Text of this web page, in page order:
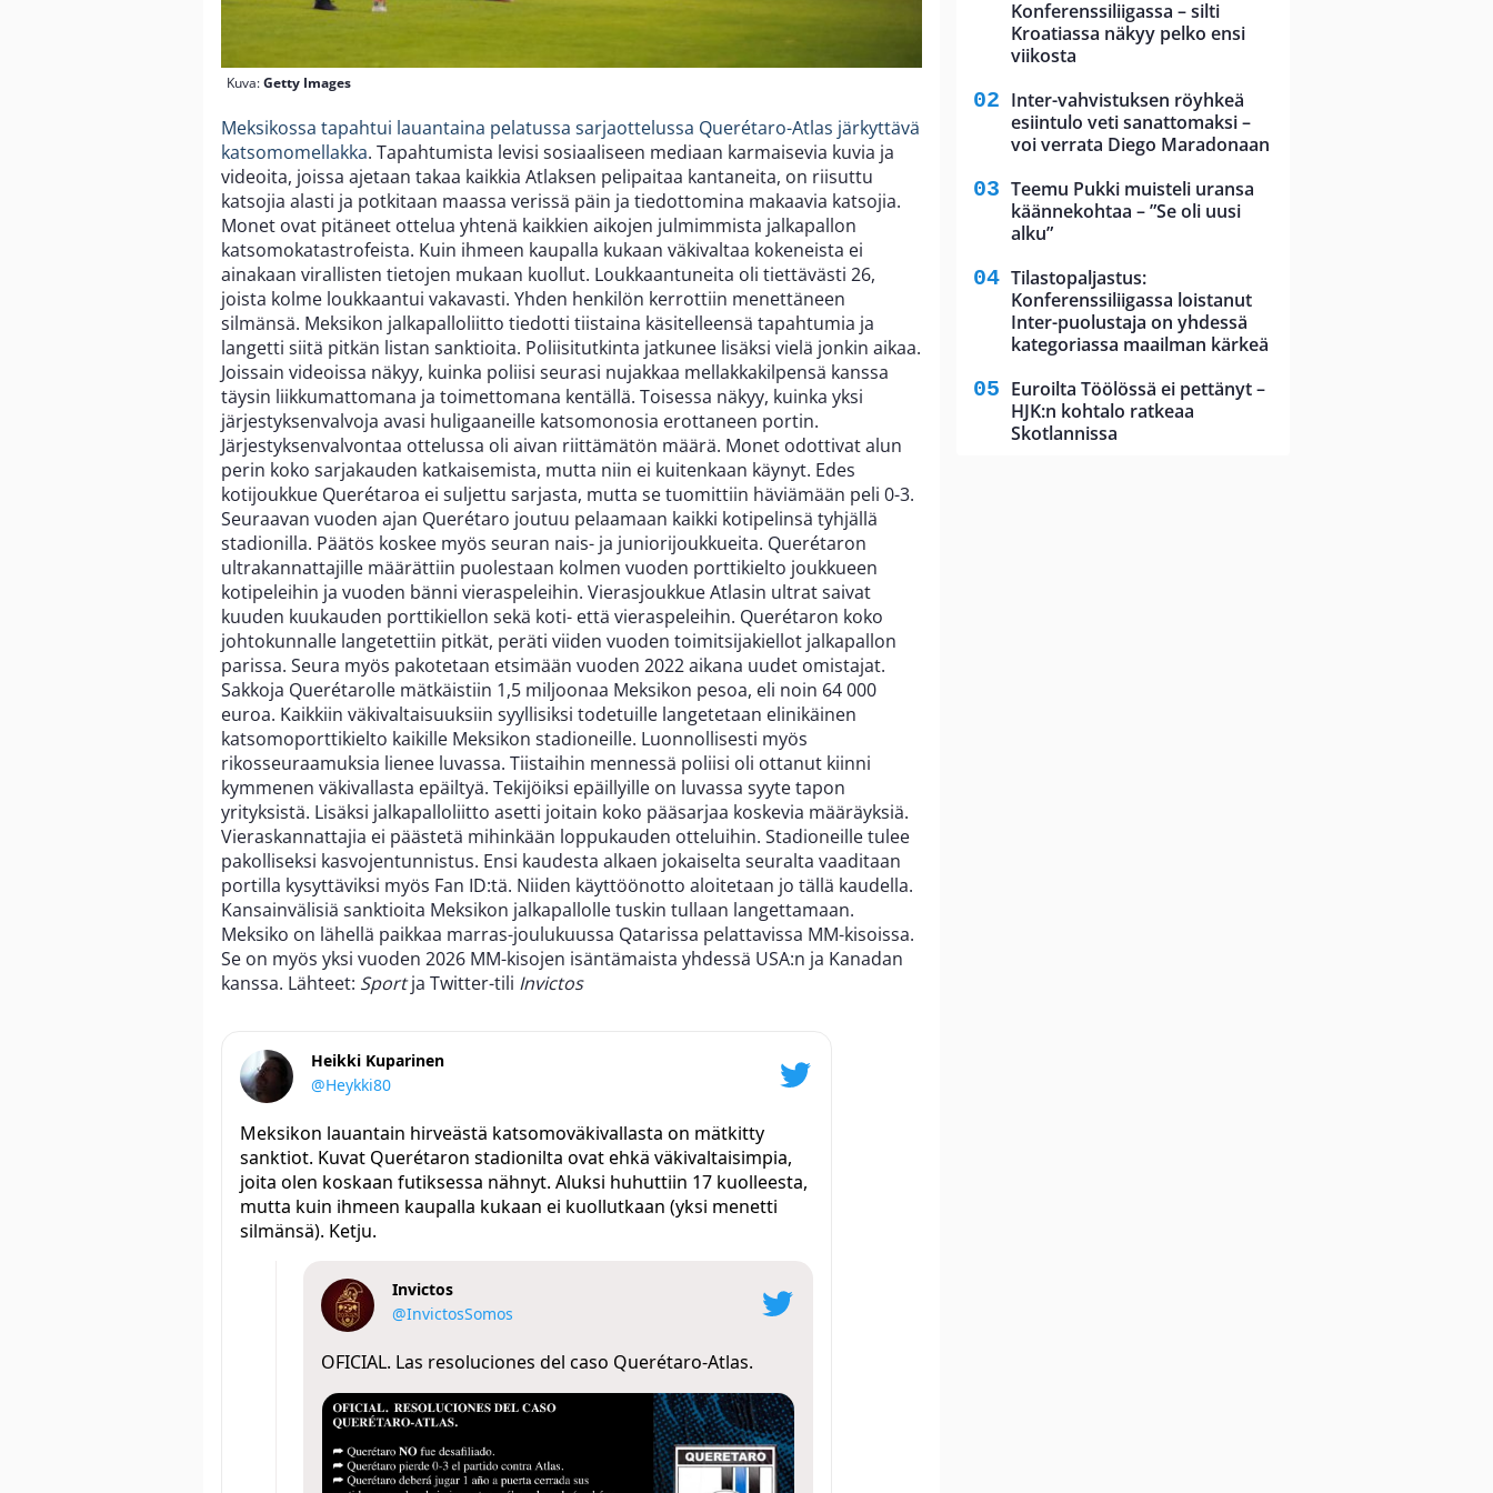
Kuva:Getty Images
Meksikossa tapahtui lauantaina pelatussa sarjaottelussa Querétaro-Atlas järkyttävä
katsomomellakka. Tapahtumista levisi sosiaaliseen mediaan karmaisevia kuvia ja
videoita, joissa ajetaan takaa kaikkia Atlaksen pelipaitaa kantaneita, on riisuttu
katsojia alasti ja potkitaan maassa verissä päin ja tiedottomina makaavia katsojia.
Monet ovat pitäneet ottelua yhtenä kaikkien aikojen julmimmista jalkapallon
katsomokatastrofeista. Kuin ihmeen kaupalla kukaan väkivaltaa kokeneista ei
ainakaan virallisten tietojen mukaan kuollut. Loukkaantuneita oli tiettävästi 26,
joista kolme loukkaantui vakavasti. Yhden henkilön kerrottiin menettäneen
silmänsä. Meksikon jalkapalloliitto tiedotti tiistaina käsitelleensä tapahtumia ja
langetti siitä pitkän listan sanktioita. Poliisitutkinta jatkunee lisäksi vielä jonkin aikaa.
Joissain videoissa näkyy, kuinka poliisi seurasi nujakkaa mellakkakilpensä kanssa
täysin liikkumattomana ja toimettomana kentällä. Toisessa näkyy, kuinka yksi
järjestyksenvalvoja avasi huligaaneille katsomonosia erottaneen portin.
Järjestyksenvalvontaa ottelussa oli aivan riittämätön määrä. Monet odottivat alun
perin koko sarjakauden katkaisemista, mutta niin ei kuitenkaan käynyt. Edes
kotijoukkue Querétaroa ei suljettu sarjasta, mutta se tuomittiin häviämään peli 0-3.
Seuraavan vuoden ajan Querétaro joutuu pelaamaan kaikki kotipelinsä tyhjällä
stadionilla. Päätös koskee myös seuran nais- ja juniorijoukkueita. Querétaron
ultrakannattajille määrättiin puolestaan kolmen vuoden porttikielto joukkueen
kotipeleihin ja vuoden bänni vieraspeleihin. Vierasjoukkue Atlasin ultrat saivat
kuuden kuukauden porttikiellon sekä koti- että vieraspeleihin. Querétaron koko
johtokunnalle langetettiin pitkät, peräti viiden vuoden toimitsijakiellot jalkapallon
parissa. Seura myös pakotetaan etsimään vuoden 2022 aikana uudet omistajat.
Sakkoja Querétarolle mätkäistiin 1,5 miljoonaa Meksikon pesoa, eli noin 64 000
euroa. Kaikkiin väkivaltaisuuksiin syyllisiksi todetuille langetetaan elinikäinen
katsomoporttikielto kaikille Meksikon stadioneille. Luonnollisesti myös
rikosseuraamuksia lienee luvassa. Tiistaihin mennessä poliisi oli ottanut kiinni
kymmenen väkivallasta epäiltyä. Tekijöiksi epäillyille on luvassa syyte tapon
yrityksistä. Lisäksi jalkapalloliitto asetti joitain koko pääsarjaa koskevia määräyksiä.
Vieraskannattajia ei päästetä mihinkään loppukauden otteluihin. Stadioneille tulee
pakolliseksi kasvojentunnistus. Ensi kaudesta alkaen jokaiselta seuralta vaaditaan
portilla kysyttäviksi myös Fan ID:tä. Niiden käyttöönotto aloitetaan jo tällä kaudella.
Kansainvälisiä sanktioita Meksikon jalkapallolle tuskin tullaan langettamaan.
Meksiko on lähellä paikkaa marras-joulukuussa Qatarissa pelattavissa MM-kisoissa.
Se on myös yksi vuoden 2026 MM-kisojen isäntämaista yhdessä USA:n ja Kanadan
kanssa. Lähteet: Sportja Twitter-tili Invictos
Heikki Kuparinen
@Heykki80
Meksikon lauantain hirveästä katsomoväkivallasta on mätkitty
sanktiot. Kuvat Querétaron stadionilta ovat ehkä väkivaltaisimpia,
joita olen koskaan futiksessa nähnyt. Aluksi huhuttiin 17 kuolleesta,
mutta kuin ihmeen kaupalla kukaan ei kuollutkaan (yksi menetti
silmänsä). Ketju.
Invictos
@InvictosSomos
OFICIAL. Las resoluciones del caso Querétaro-Atlas.
Konferenssiliigassa – silti
Kroatiassa näkyy pelko ensi
viikosta
Inter-vahvistuksen röyhkeä
esiintulo veti sanattomaksi –
voi verrata Diego Maradonaan
Teemu Pukki muisteli uransa
käännekohtaa – ”Se oli uusi
alku”
Tilastopaljastus:
Konferenssiliigassa loistanut
Inter-puolustaja on yhdessä
kategoriassa maailman kärkeä
Euroilta Töölössä ei pettänyt –
HJK:n kohtalo ratkeaa
Skotlannissa